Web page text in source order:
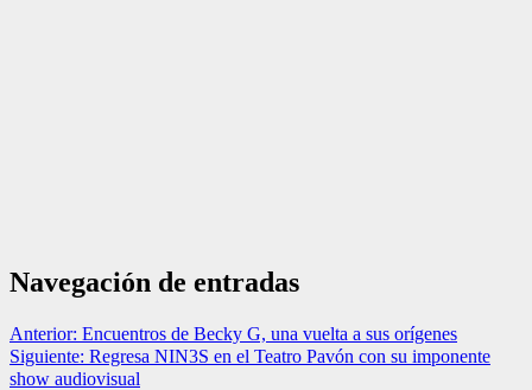
Navegación de entradas
Anterior: Encuentros de Becky G, una vuelta a sus orígenes
Siguiente: Regresa NIN3S en el Teatro Pavón con su imponente
show audiovisual